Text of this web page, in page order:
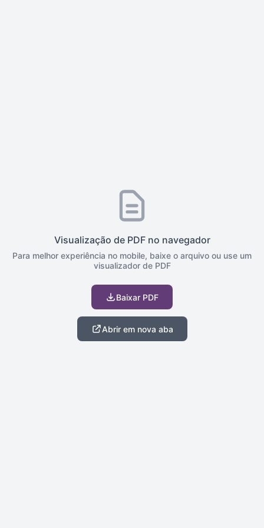
Visualização de PDF no navegador
Para melhor experiência no mobile, baixe o arquivo ou use um
visualizador de PDF
Baixar PDF
Abrir em nova aba